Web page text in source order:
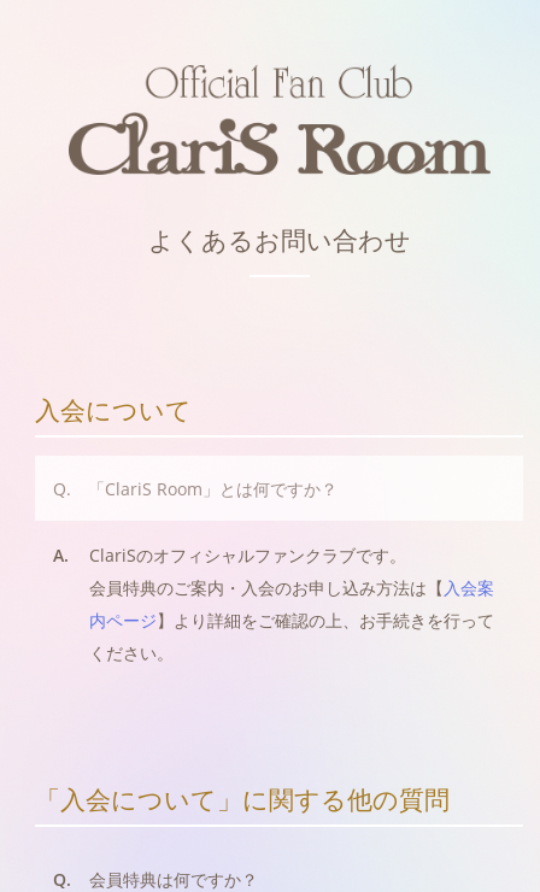
よくあるお問い合わせ
入会について
Q. 「ClariS Room」とは何ですか？
A.
ClariSのオフィシャルファンクラブです。
会員特典のご案内・入会のお申し込み方法は【 入会案
内ページ】より詳細をご確認の上、お手続きを行って
ください。
「入会について」に関する他の質問
Q. 会員特典は何ですか？